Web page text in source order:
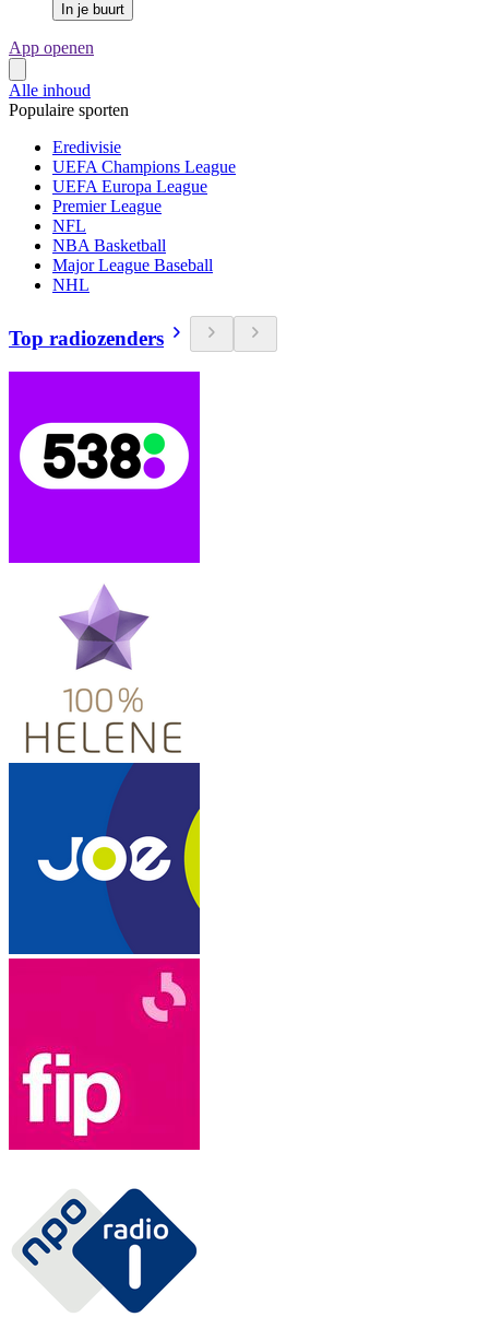
In je buurt
App openen
Alle inhoud
Populaire sporten
Eredivisie
UEFA Champions League
UEFA Europa League
Premier League
NFL
NBA Basketball
Major League Baseball
NHL
Top radiozenders